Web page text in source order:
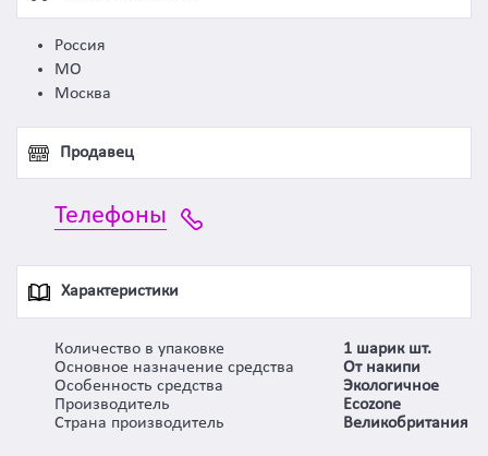
Россия
МО
Москва
Продавец
Телефоны
Характеристики
Количество в упаковке
1 шарик шт.
Основное назначение средства
От накипи
Особенность средства
Экологичное
Производитель
Ecozone
Страна производитель
Великобритания